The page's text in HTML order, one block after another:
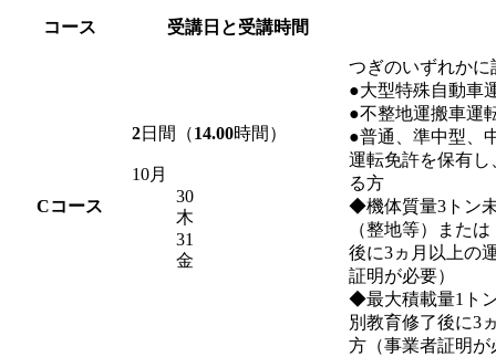
コース
受講日と受講時間
Cコース
2日間（14.00時間）
10月
30
木
31
金
つぎのいずれかに
●大型特殊自動車
●不整地運搬車運
●普通、準中型、
運転免許を保有
る方
◆機体質量3トン
（整地等）また
後に3ヵ月以上の
証明が必要）
◆最大積載量1ト
別教育修了後に3
方（事業者証明が